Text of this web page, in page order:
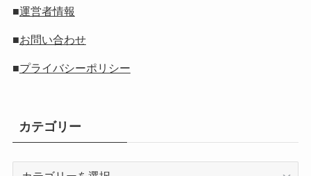
■運営者情報
■お問い合わせ
■プライバシーポリシー
カテゴリー